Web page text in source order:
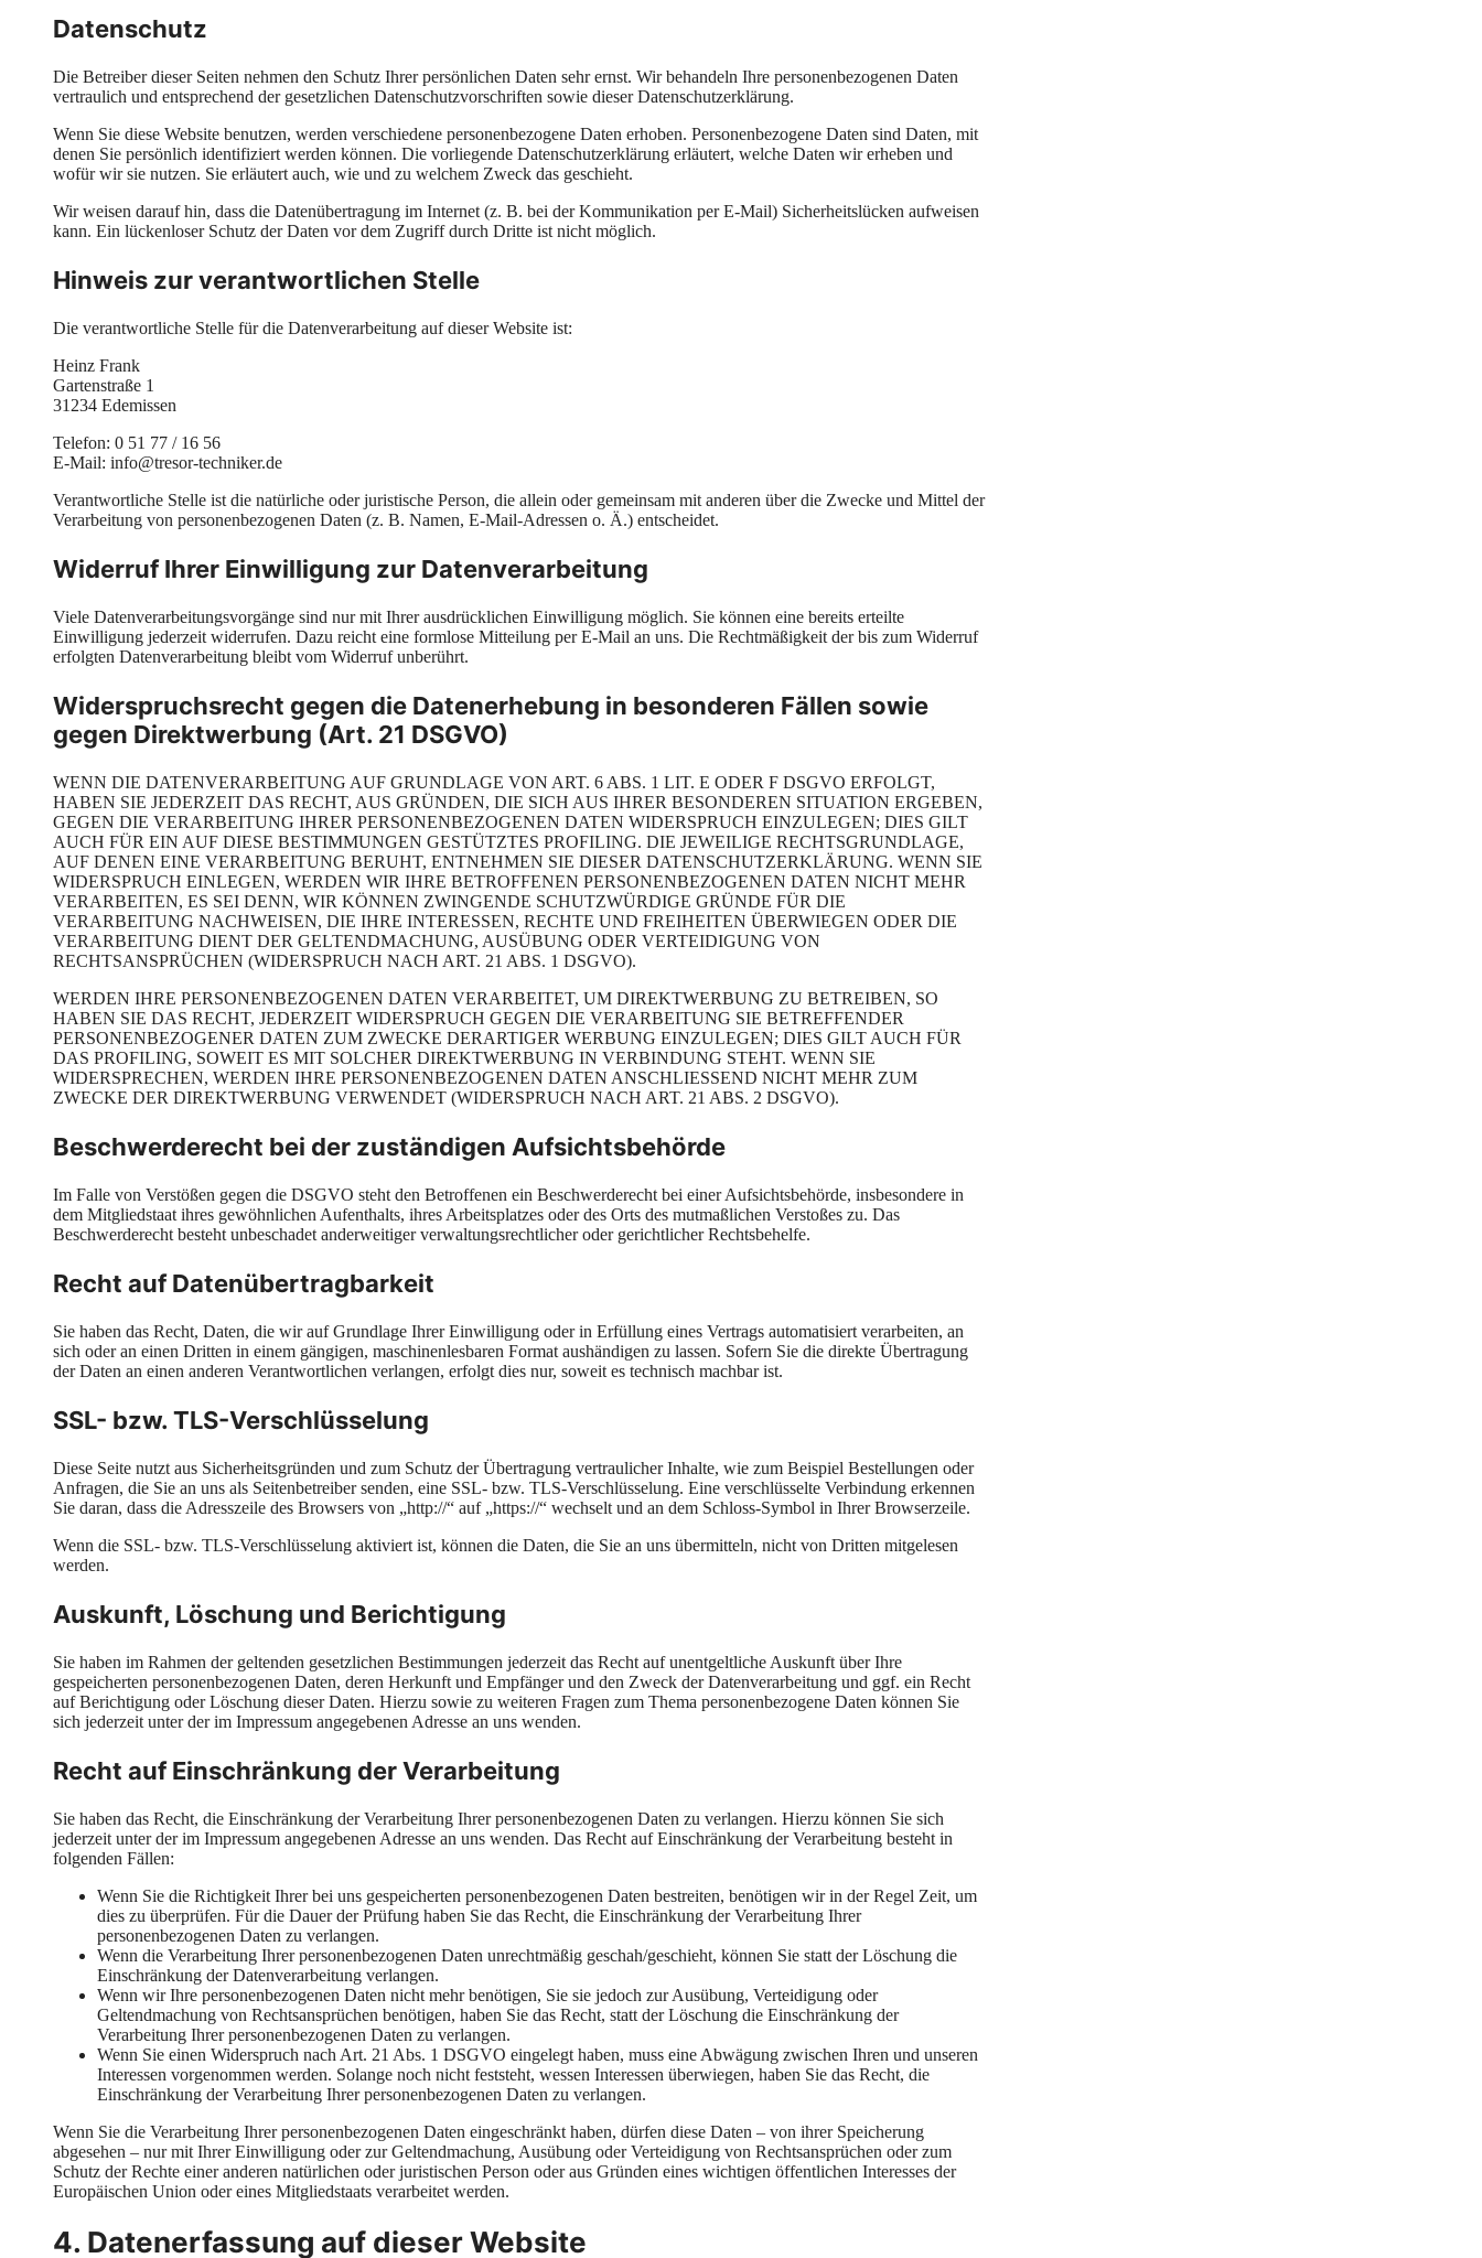
Datenschutz
Die Betreiber dieser Seiten nehmen den Schutz Ihrer persönlichen Daten sehr ernst. Wir behandeln Ihre personenbezogenen Daten
vertraulich und entsprechend der gesetzlichen Datenschutzvorschriften sowie dieser Datenschutzerklärung.
Wenn Sie diese Website benutzen, werden verschiedene personenbezogene Daten erhoben. Personenbezogene Daten sind Daten, mit
denen Sie persönlich identifiziert werden können. Die vorliegende Datenschutzerklärung erläutert, welche Daten wir erheben und
wofür wir sie nutzen. Sie erläutert auch, wie und zu welchem Zweck das geschieht.
Wir weisen darauf hin, dass die Datenübertragung im Internet (z. B. bei der Kommunikation per E-Mail) Sicherheitslücken aufweisen
kann. Ein lückenloser Schutz der Daten vor dem Zugriff durch Dritte ist nicht möglich.
Hinweis zur verantwortlichen Stelle
Die verantwortliche Stelle für die Datenverarbeitung auf dieser Website ist:
Heinz Frank
Gartenstraße 1
31234 Edemissen
Telefon: 0 51 77 / 16 56
E-Mail: info@tresor-techniker.de
Verantwortliche Stelle ist die natürliche oder juristische Person, die allein oder gemeinsam mit anderen über die Zwecke und Mittel der
Verarbeitung von personenbezogenen Daten (z. B. Namen, E-Mail-Adressen o. Ä.) entscheidet.
Widerruf Ihrer Einwilligung zur Datenverarbeitung
Viele Datenverarbeitungsvorgänge sind nur mit Ihrer ausdrücklichen Einwilligung möglich. Sie können eine bereits erteilte
Einwilligung jederzeit widerrufen. Dazu reicht eine formlose Mitteilung per E-Mail an uns. Die Rechtmäßigkeit der bis zum Widerruf
erfolgten Datenverarbeitung bleibt vom Widerruf unberührt.
Widerspruchsrecht gegen die Datenerhebung in besonderen Fällen sowie
gegen Direktwerbung (Art. 21 DSGVO)
WENN DIE DATENVERARBEITUNG AUF GRUNDLAGE VON ART. 6 ABS. 1 LIT. E ODER F DSGVO ERFOLGT,
HABEN SIE JEDERZEIT DAS RECHT, AUS GRÜNDEN, DIE SICH AUS IHRER BESONDEREN SITUATION ERGEBEN,
GEGEN DIE VERARBEITUNG IHRER PERSONENBEZOGENEN DATEN WIDERSPRUCH EINZULEGEN; DIES GILT
AUCH FÜR EIN AUF DIESE BESTIMMUNGEN GESTÜTZTES PROFILING. DIE JEWEILIGE RECHTSGRUNDLAGE,
AUF DENEN EINE VERARBEITUNG BERUHT, ENTNEHMEN SIE DIESER DATENSCHUTZERKLÄRUNG. WENN SIE
WIDERSPRUCH EINLEGEN, WERDEN WIR IHRE BETROFFENEN PERSONENBEZOGENEN DATEN NICHT MEHR
VERARBEITEN, ES SEI DENN, WIR KÖNNEN ZWINGENDE SCHUTZWÜRDIGE GRÜNDE FÜR DIE
VERARBEITUNG NACHWEISEN, DIE IHRE INTERESSEN, RECHTE UND FREIHEITEN ÜBERWIEGEN ODER DIE
VERARBEITUNG DIENT DER GELTENDMACHUNG, AUSÜBUNG ODER VERTEIDIGUNG VON
RECHTSANSPRÜCHEN (WIDERSPRUCH NACH ART. 21 ABS. 1 DSGVO).
WERDEN IHRE PERSONENBEZOGENEN DATEN VERARBEITET, UM DIREKTWERBUNG ZU BETREIBEN, SO
HABEN SIE DAS RECHT, JEDERZEIT WIDERSPRUCH GEGEN DIE VERARBEITUNG SIE BETREFFENDER
PERSONENBEZOGENER DATEN ZUM ZWECKE DERARTIGER WERBUNG EINZULEGEN; DIES GILT AUCH FÜR
DAS PROFILING, SOWEIT ES MIT SOLCHER DIREKTWERBUNG IN VERBINDUNG STEHT. WENN SIE
WIDERSPRECHEN, WERDEN IHRE PERSONENBEZOGENEN DATEN ANSCHLIESSEND NICHT MEHR ZUM
ZWECKE DER DIREKTWERBUNG VERWENDET (WIDERSPRUCH NACH ART. 21 ABS. 2 DSGVO).
Beschwerderecht bei der zuständigen Aufsichtsbehörde
Im Falle von Verstößen gegen die DSGVO steht den Betroffenen ein Beschwerderecht bei einer Aufsichtsbehörde, insbesondere in
dem Mitgliedstaat ihres gewöhnlichen Aufenthalts, ihres Arbeitsplatzes oder des Orts des mutmaßlichen Verstoßes zu. Das
Beschwerderecht besteht unbeschadet anderweitiger verwaltungsrechtlicher oder gerichtlicher Rechtsbehelfe.
Recht auf Datenübertragbarkeit
Sie haben das Recht, Daten, die wir auf Grundlage Ihrer Einwilligung oder in Erfüllung eines Vertrags automatisiert verarbeiten, an
sich oder an einen Dritten in einem gängigen, maschinenlesbaren Format aushändigen zu lassen. Sofern Sie die direkte Übertragung
der Daten an einen anderen Verantwortlichen verlangen, erfolgt dies nur, soweit es technisch machbar ist.
SSL- bzw. TLS-Verschlüsselung
Diese Seite nutzt aus Sicherheitsgründen und zum Schutz der Übertragung vertraulicher Inhalte, wie zum Beispiel Bestellungen oder
Anfragen, die Sie an uns als Seitenbetreiber senden, eine SSL- bzw. TLS-Verschlüsselung. Eine verschlüsselte Verbindung erkennen
Sie daran, dass die Adresszeile des Browsers von „http://“ auf „https://“ wechselt und an dem Schloss-Symbol in Ihrer Browserzeile.
Wenn die SSL- bzw. TLS-Verschlüsselung aktiviert ist, können die Daten, die Sie an uns übermitteln, nicht von Dritten mitgelesen
werden.
Auskunft, Löschung und Berichtigung
Sie haben im Rahmen der geltenden gesetzlichen Bestimmungen jederzeit das Recht auf unentgeltliche Auskunft über Ihre
gespeicherten personenbezogenen Daten, deren Herkunft und Empfänger und den Zweck der Datenverarbeitung und ggf. ein Recht
auf Berichtigung oder Löschung dieser Daten. Hierzu sowie zu weiteren Fragen zum Thema personenbezogene Daten können Sie
sich jederzeit unter der im Impressum angegebenen Adresse an uns wenden.
Recht auf Einschränkung der Verarbeitung
Sie haben das Recht, die Einschränkung der Verarbeitung Ihrer personenbezogenen Daten zu verlangen. Hierzu können Sie sich
jederzeit unter der im Impressum angegebenen Adresse an uns wenden. Das Recht auf Einschränkung der Verarbeitung besteht in
folgenden Fällen:
Wenn Sie die Richtigkeit Ihrer bei uns gespeicherten personenbezogenen Daten bestreiten, benötigen wir in der Regel Zeit, um
dies zu überprüfen. Für die Dauer der Prüfung haben Sie das Recht, die Einschränkung der Verarbeitung Ihrer
personenbezogenen Daten zu verlangen.
Wenn die Verarbeitung Ihrer personenbezogenen Daten unrechtmäßig geschah/geschieht, können Sie statt der Löschung die
Einschränkung der Datenverarbeitung verlangen.
Wenn wir Ihre personenbezogenen Daten nicht mehr benötigen, Sie sie jedoch zur Ausübung, Verteidigung oder
Geltendmachung von Rechtsansprüchen benötigen, haben Sie das Recht, statt der Löschung die Einschränkung der
Verarbeitung Ihrer personenbezogenen Daten zu verlangen.
Wenn Sie einen Widerspruch nach Art. 21 Abs. 1 DSGVO eingelegt haben, muss eine Abwägung zwischen Ihren und unseren
Interessen vorgenommen werden. Solange noch nicht feststeht, wessen Interessen überwiegen, haben Sie das Recht, die
Einschränkung der Verarbeitung Ihrer personenbezogenen Daten zu verlangen.
Wenn Sie die Verarbeitung Ihrer personenbezogenen Daten eingeschränkt haben, dürfen diese Daten – von ihrer Speicherung
abgesehen – nur mit Ihrer Einwilligung oder zur Geltendmachung, Ausübung oder Verteidigung von Rechtsansprüchen oder zum
Schutz der Rechte einer anderen natürlichen oder juristischen Person oder aus Gründen eines wichtigen öffentlichen Interesses der
Europäischen Union oder eines Mitgliedstaats verarbeitet werden.
4. Datenerfassung auf dieser Website